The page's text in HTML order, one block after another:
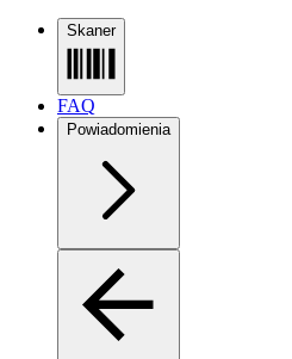
Skaner
FAQ
Powiadomienia